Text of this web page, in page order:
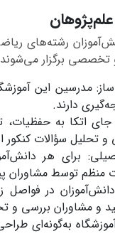
رشته‌های
برگزار
مدرسین این
دارند.
اتکا به حفظیات،
تحلیل سؤالات
برای هر
منظم توسط مشاوران
در
و مشاوران بررسی و
به‌گونه‌ای